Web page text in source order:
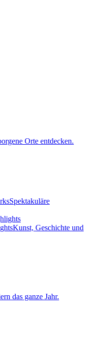
Orte entdecken.
Spektakuläre
Kunst, Geschichte und
das ganze Jahr.